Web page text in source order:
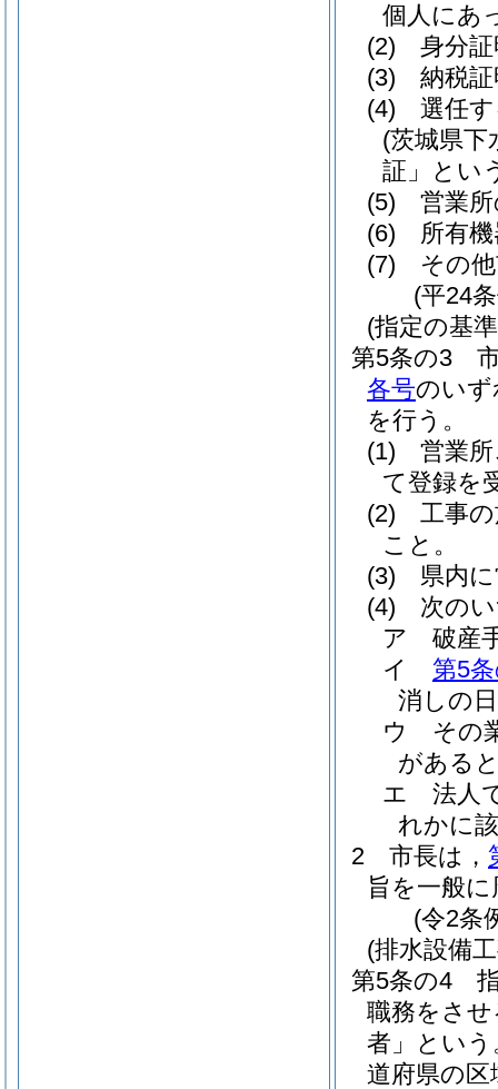
個人にあ
(2)
身分
(3)
納税
(4)
選任
(茨城県下
証」とい
(5)
営業
(6)
所有
(7)
その
(平24
(指定の基
第5条の3
各号のい
を行う。
(1)
営業
て登録を
(2)
工事
こと。
(3)
県内
(4)
次の
ア
破産
イ
第5
消しの
ウ
その
がある
エ
法人
れかに
2
市長は，
旨を一般
(令2条
(排水設備
第5条の4
職務をさ
者」という
道府県の